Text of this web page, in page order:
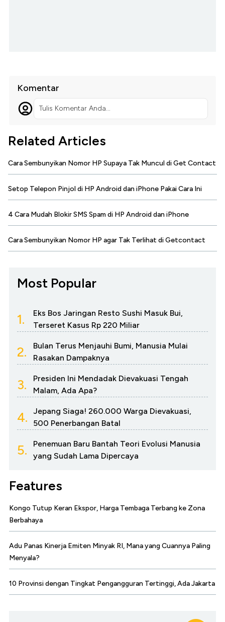
Komentar
Tulis Komentar Anda...
Related Articles
Cara Sembunyikan Nomor HP Supaya Tak Muncul di Get Contact
Setop Telepon Pinjol di HP Android dan iPhone Pakai Cara Ini
4 Cara Mudah Blokir SMS Spam di HP Android dan iPhone
Cara Sembunyikan Nomor HP agar Tak Terlihat di Getcontact
Most Popular
1.
Eks Bos Jaringan Resto Sushi Masuk Bui,
Terseret Kasus Rp 220 Miliar
2.
Bulan Terus Menjauhi Bumi, Manusia Mulai
Rasakan Dampaknya
3.
Presiden Ini Mendadak Dievakuasi Tengah
Malam, Ada Apa?
4.
Jepang Siaga! 260.000 Warga Dievakuasi,
500 Penerbangan Batal
5.
Penemuan Baru Bantah Teori Evolusi Manusia
yang Sudah Lama Dipercaya
Features
Kongo Tutup Keran Ekspor, Harga Tembaga Terbang ke Zona
Berbahaya
Adu Panas Kinerja Emiten Minyak RI, Mana yang Cuannya Paling
Menyala?
10 Provinsi dengan Tingkat Pengangguran Tertinggi, Ada Jakarta